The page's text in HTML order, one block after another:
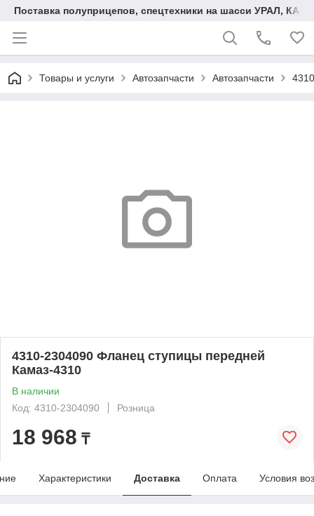
Поставка полуприцепов, спецтехники на шасси УРАЛ,
Товары и услуги Автозапчасти Автозапчасти
4310-2304090 Фланец ступицы передней
Камаз-4310
В наличии
Код: 4310-2304090
Розница
18 968 ₸
Характеристики Доставка Оплата Условия